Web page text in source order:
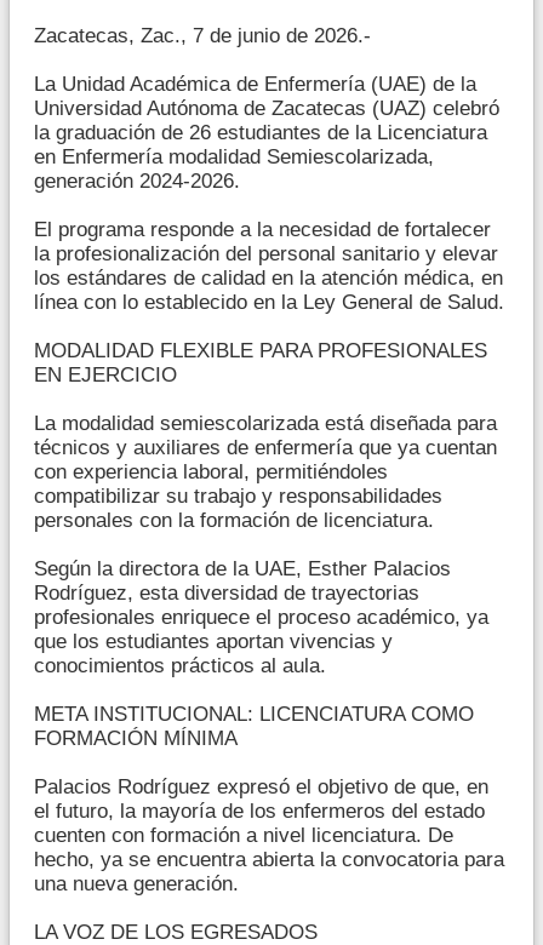
Zacatecas, Zac., 7 de junio de 2026.-
La Unidad Académica de Enfermería (UAE) de la
Universidad Autónoma de Zacatecas (UAZ) celebró
la graduación de 26 estudiantes de la Licenciatura
en Enfermería modalidad Semiescolarizada,
generación 2024-2026.
El programa responde a la necesidad de fortalecer
la profesionalización del personal sanitario y elevar
los estándares de calidad en la atención médica, en
línea con lo establecido en la Ley General de Salud.
MODALIDAD FLEXIBLE PARA PROFESIONALES
EN EJERCICIO
La modalidad semiescolarizada está diseñada para
técnicos y auxiliares de enfermería que ya cuentan
con experiencia laboral, permitiéndoles
compatibilizar su trabajo y responsabilidades
personales con la formación de licenciatura.
Según la directora de la UAE, Esther Palacios
Rodríguez, esta diversidad de trayectorias
profesionales enriquece el proceso académico, ya
que los estudiantes aportan vivencias y
conocimientos prácticos al aula.
META INSTITUCIONAL: LICENCIATURA COMO
FORMACIÓN MÍNIMA
Palacios Rodríguez expresó el objetivo de que, en
el futuro, la mayoría de los enfermeros del estado
cuenten con formación a nivel licenciatura. De
hecho, ya se encuentra abierta la convocatoria para
una nueva generación.
LA VOZ DE LOS EGRESADOS